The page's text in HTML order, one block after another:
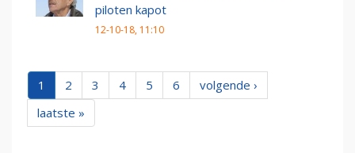
piloten kapot
12-10-18, 11:10
1 2 3 4 5 6
volgende ›
laatste »